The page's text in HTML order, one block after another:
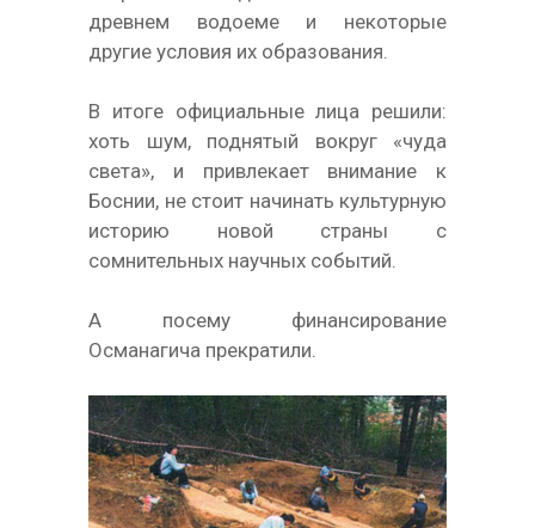
древнем водоеме и некоторые
другие условия их образования.
В итоге официальные лица решили:
хоть шум, поднятый вокруг «чуда
света», и привлекает внимание к
Боснии, не стоит начинать культурную
историю новой страны с
сомнительных научных событий.
А посему финансирование
Османагича прекратили.